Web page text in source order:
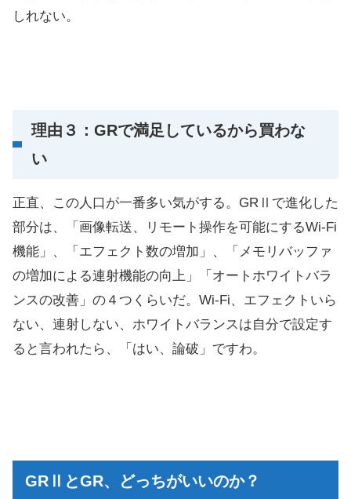
しれない。
理由３：GRで満足しているから買わな
い
正直、この人口が一番多い気がする。GRⅡで進化した
部分は、「画像転送、リモート操作を可能にするWi-Fi
機能」、「エフェクト数の増加」、「メモリバッファ
の増加による連射機能の向上」「オートホワイトバラ
ンスの改善」の４つくらいだ。Wi-Fi、エフェクトいら
ない、連射しない、ホワイトバランスは自分で設定す
ると言われたら、「はい、論破」ですわ。
GRⅡとGR、どっちがいいのか？